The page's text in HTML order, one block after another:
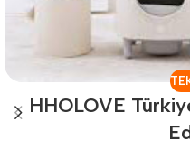
HHOLOVE